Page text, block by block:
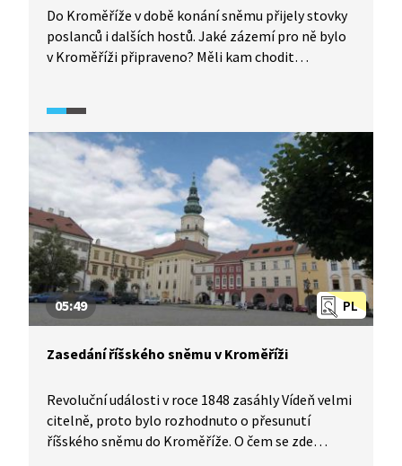
Do Kroměříže v době konání sněmu přijely stovky
poslanců i dalších hostů. Jaké zázemí pro ně bylo
v Kroměříži připraveno? Měli kam chodit
a Moravany? O tom nám více řeknou místní
historičky v pořadu Historie.cs.
PL
05:49
Zasedání říšského sněmu v Kroměříži
Revoluční události v roce 1848 zasáhly Vídeň velmi
citelně, proto bylo rozhodnuto o přesunutí
říšského sněmu do Kroměříže. O čem se zde